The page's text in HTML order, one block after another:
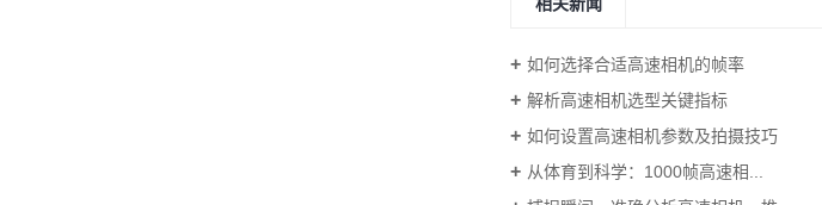
如何选择合适高速相机的帧率
解析高速相机选型关键指标
如何设置高速相机参数及拍摄技巧
从体育到科学：1000帧高速相...